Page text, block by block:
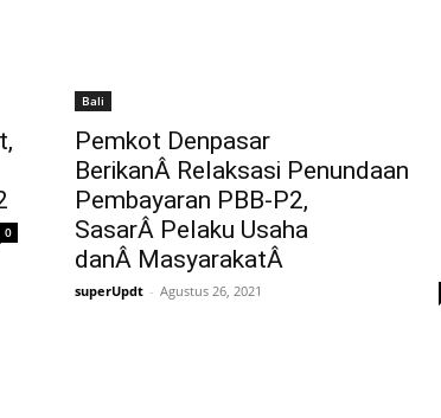
0
Bali
Pemkot Denpasar
BerikanÂ Relaksasi Penundaan
Pembayaran PBB-P2,
SasarÂ Pelaku Usaha
danÂ MasyarakatÂ
superUpdt - Agustus 26, 2021